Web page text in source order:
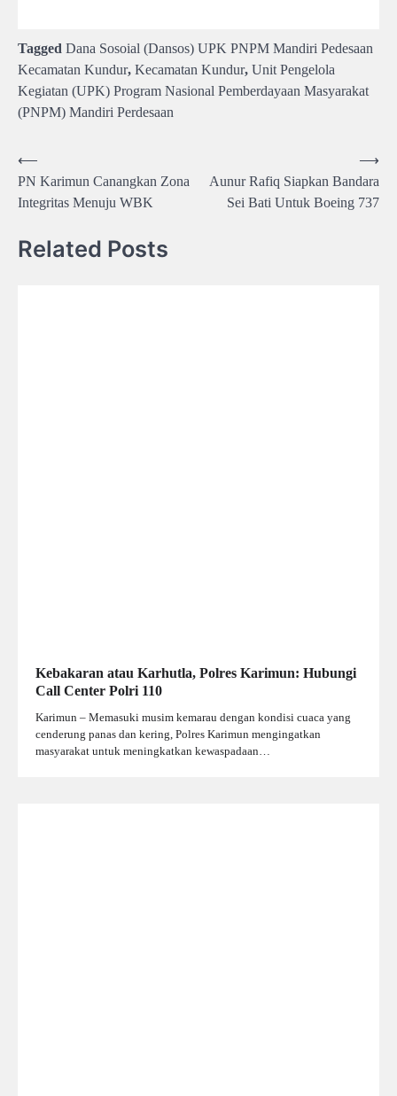
Tagged Dana Sosoial (Dansos) UPK PNPM Mandiri Pedesaan
Kecamatan Kundur, Kecamatan Kundur, Unit Pengelola
Kegiatan (UPK) Program Nasional Pemberdayaan Masyarakat
(PNPM) Mandiri Perdesaan
Post
navigation
⟵
PN Karimun Canangkan Zona
Integritas Menuju WBK
Aunur Rafiq Siapkan Bandara
Sei Bati Untuk Boeing 737
⟶
Related Posts
Kebakaran atau Karhutla, Polres Karimun: Hubungi
Call Center Polri 110
Karimun – Memasuki musim kemarau dengan kondisi cuaca yang
cenderung panas dan kering, Polres Karimun mengingatkan
masyarakat untuk meningkatkan kewaspadaan…